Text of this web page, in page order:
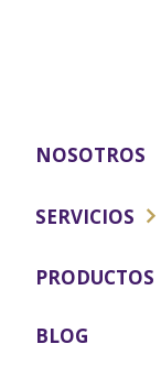
NOSOTROS
SERVICIOS
PRODUCTOS
BLOG